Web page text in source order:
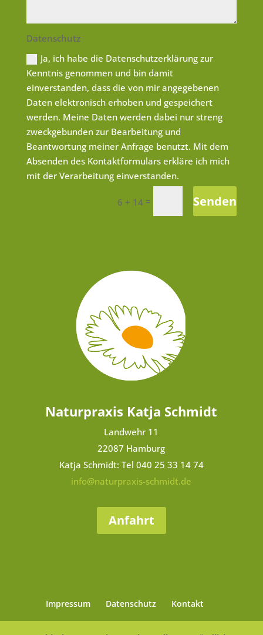
Datenschutz
Ja, ich habe die Datenschutzerklärung zur
Kenntnis genommen und bin damit
einverstanden, dass die von mir angegebenen
Daten elektronisch erhoben und gespeichert
werden. Meine Daten werden dabei nur streng
zweckgebunden zur Bearbeitung und
Beantwortung meiner Anfrage benutzt. Mit dem
Absenden des Kontaktformulars erkläre ich mich
mit der Verarbeitung einverstanden.
6 + 14 = Senden
Naturpraxis Katja Schmidt
Landwehr 11
22087 Hamburg
Katja Schmidt: Tel 040 25 33 14 74
info@naturpraxis-schmidt.de
Anfahrt
Impressum Datenschutz Kontakt